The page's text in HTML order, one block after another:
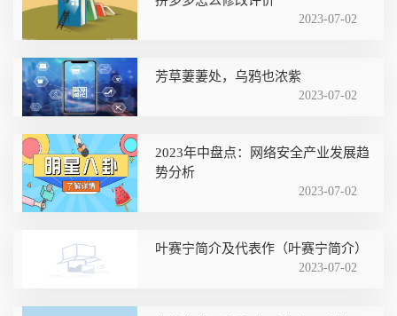
2023-07-02
芳草萋萋处，乌鸦也浓紫
2023-07-02
2023年中盘点：网络安全产业发展趋
势分析
2023-07-02
叶赛宁简介及代表作（叶赛宁简介）
2023-07-02